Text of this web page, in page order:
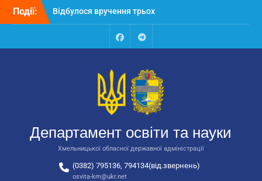
Перейти
Події:
Відбулося вручення трьох
автобусів для потреб
Відбулося засідання
освіти та науки обласної
державної адміністрації
Відбулась обласна
національно-патріотичне
виховання
FacebookTalegram
Департамент освіти та науки
Хмельницької обласної державної адміністрації
(0382) 795136, 794134(від.звернень)
osvita-km@ukr.net